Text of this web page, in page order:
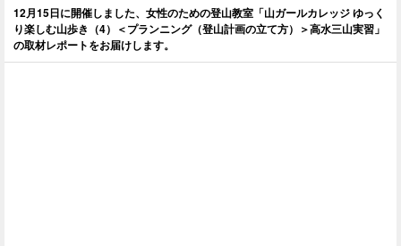
12月15日に開催しました、女性のための登山教室「山ガールカレッジ ゆっく
り楽しむ山歩き（4）＜プランニング（登山計画の立て方）＞高水三山実習」
の取材レポートをお届けします。